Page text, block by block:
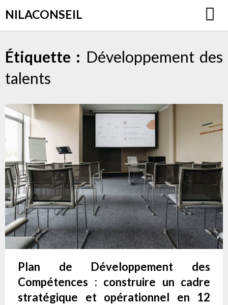
auNILACONSEIL
Étiquette : Développement des
talents
Plan de Développement des
Compétences : construire un cadre
stratégique et opérationnel en 12